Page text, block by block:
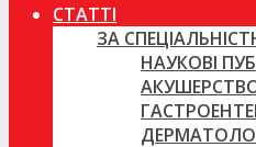
СТАТТІ
ЗА
НАУКОВІ